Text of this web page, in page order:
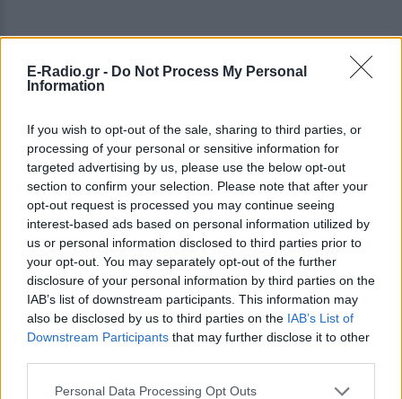
E-Radio.gr - Do Not Process My Personal
Information
If you wish to opt-out of the sale, sharing to third parties, or
processing of your personal or sensitive information for
targeted advertising by us, please use the below opt-out
section to confirm your selection. Please note that after your
opt-out request is processed you may continue seeing
interest-based ads based on personal information utilized by
us or personal information disclosed to third parties prior to
your opt-out. You may separately opt-out of the further
disclosure of your personal information by third parties on the
IAB’s list of downstream participants. This information may
also be disclosed by us to third parties on the IAB’s List of
Downstream Participants that may further disclose it to other
Personal Data Processing Opt Outs
Δεν χτίζουν όλη την ταυτότητά τους γύρω
από τη δουλειά
Αυτό είναι ίσως το μεγαλύτερο μάθημα. Οι
Σκανδιναβοί δεν θεωρούν ότι η αξία τους εξαρτάται
αποκλειστικά από την παραγωγικότητά τους. Έχουν
χόμπι, προσωπικό χρόνο, οικογενειακή ζωή και
έντονη ανάγκη για ισορροπία. Η δουλειά είναι μέρος